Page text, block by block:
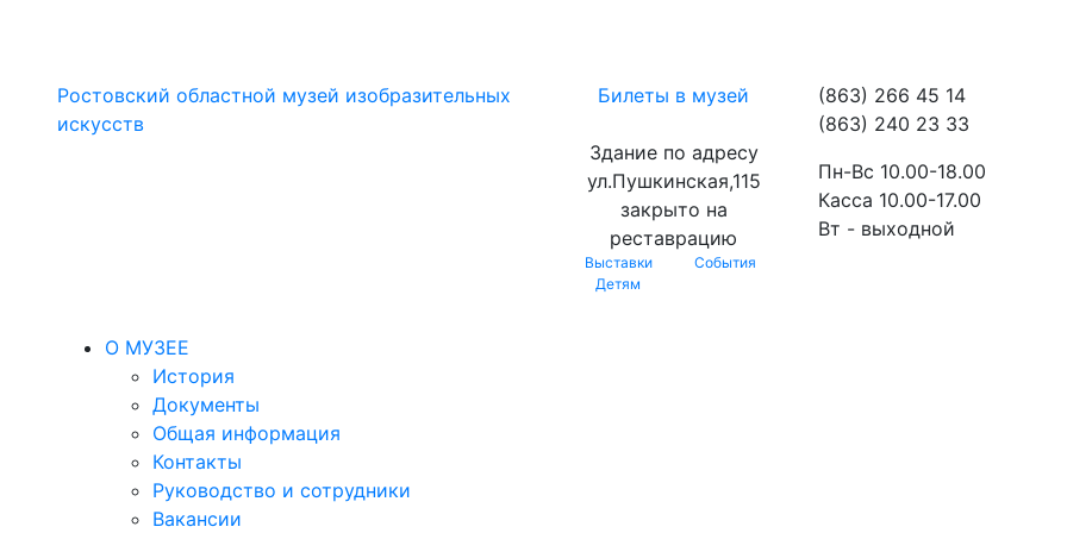
Ростовский областной музей изобразительных
искусств
Билеты в музей
Здание по адресу
ул.Пушкинская,115
закрыто на
реставрацию
Выставки
События
Детям
(863) 266 45 14
(863) 240 23 33
Пн-Вс 10.00-18.00
Касса 10.00-17.00
Вт - выходной
О МУЗЕЕ
История
Документы
Общая информация
Контакты
Руководство и сотрудники
Вакансии